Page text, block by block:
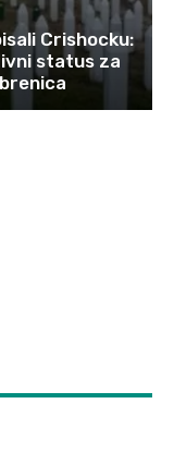
Crishocku:
status za